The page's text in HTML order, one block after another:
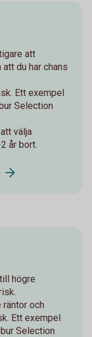
att
du har chans
Ett exempel
Selection
välja
år bort.
högre
räntor och
Ett exempel
Selection